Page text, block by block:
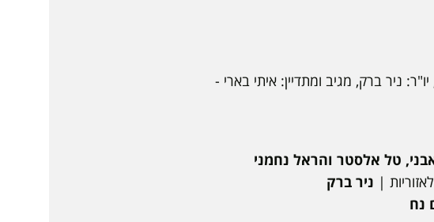
יו"ר: ניר ברק, מגיב ומתדיין: איתי בארי -
טל אלסטר והראל נחמני
| ניר ברק
נח